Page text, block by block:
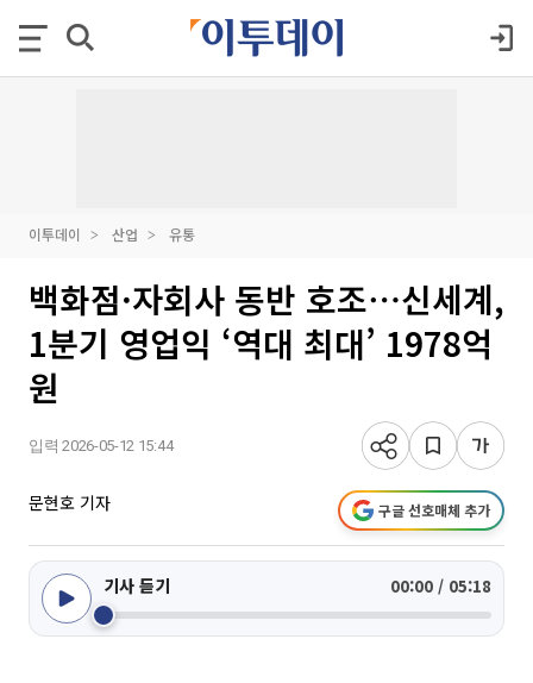
이투데이 산업 유통
백화점·자회사 동반 호조⋯신세계,
1분기 영업익 ‘역대 최대’ 1978억
원
입력 2026-05-12 15:44
문현호 기자 구글 선호매체 추가
기사 듣기 00:00 / 05:18